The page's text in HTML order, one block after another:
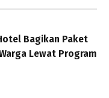
Bagikan Paket
Lewat Program